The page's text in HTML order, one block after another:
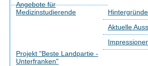
Angebote für
Medizinstudierende
Hintergründe
Aktuelle
Projekt "Beste Landpartie -
Unterfranken"